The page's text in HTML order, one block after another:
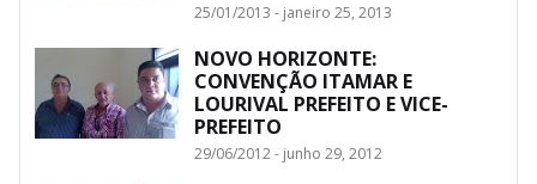
25/01/2013 - janeiro 25, 2013
NOVO HORIZONTE:
CONVENÇÃO ITAMAR E
LOURIVAL PREFEITO E VICE-
PREFEITO
29/06/2012 - junho 29, 2012